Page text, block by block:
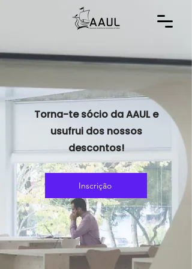
Torna-te sócio da AAUL e
usufrui dos nossos
descontos!
Inscrição